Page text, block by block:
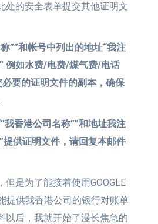
处的安全表单提交其他证明文
””和帐号中列出的地址“我注
例如水费/电费/煤气费/电话
要的证明文件的副本，确保
我香港公司名称””和地址我注
提供证明文件，请回复本邮件
但是为了能接着使用GOOGLE
提供我香港公司的银行对账单
以后，我就开始了漫长焦急的